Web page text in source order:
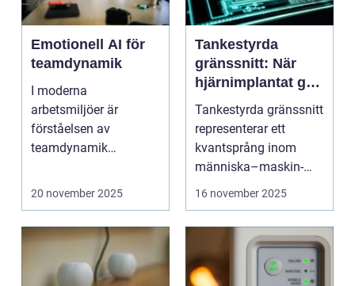
Emotionell AI för
teamdynamik
I moderna
arbetsmiljöer är
förståelsen av
teamdynamik
20 november 2025
Tankestyrda
gränssnitt: När
hjärnimplantat gör
digital interaktion
sömlös
Tankestyrda gränssnitt
representerar ett
kvantsprång inom
människa–maskin-
inte...
16 november 2025